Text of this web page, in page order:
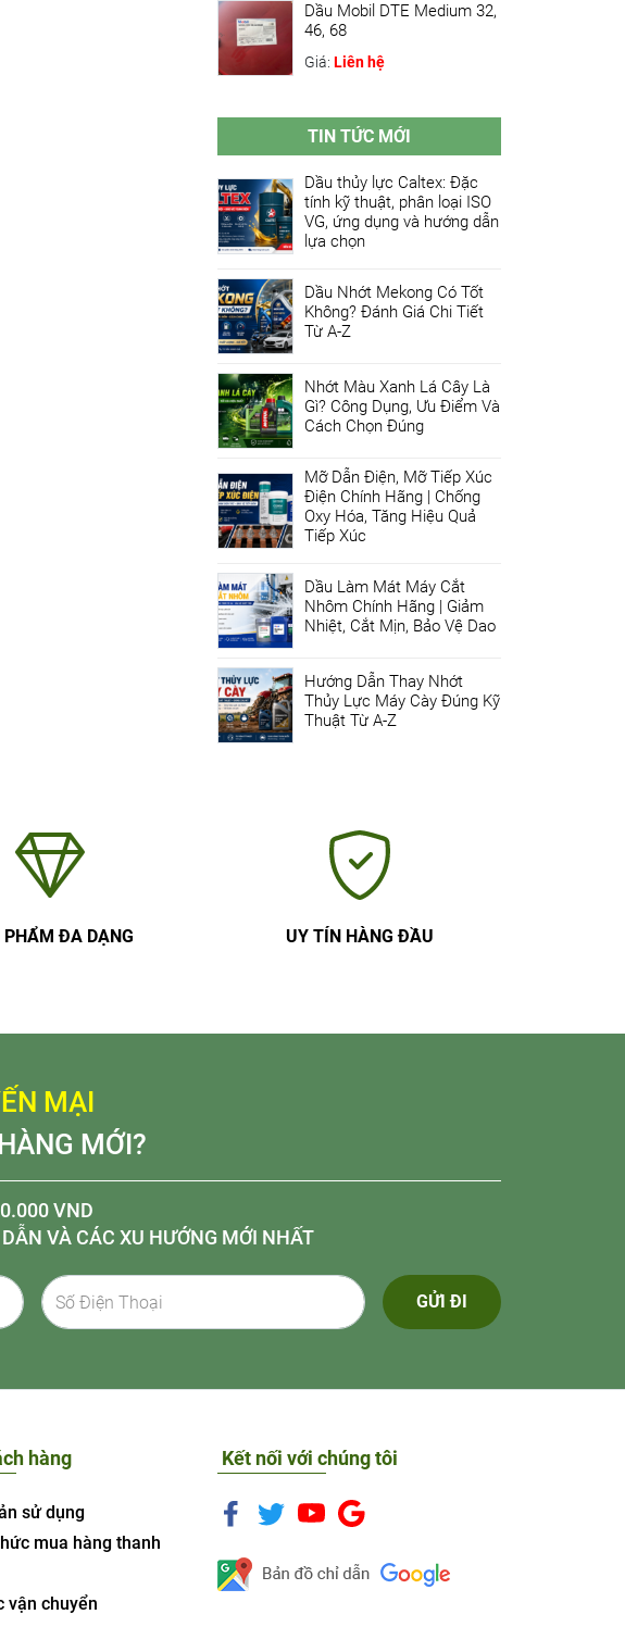
Dầu Mobil DTE Medium 32,
46, 68
Giá: Liên hệ
TIN TỨC MỚI
Dầu thủy lực Caltex: Đặc
tính kỹ thuật, phân loại ISO
VG, ứng dụng và hướng dẫn
lựa chọn
Dầu Nhớt Mekong Có Tốt
Không? Đánh Giá Chi Tiết
Từ A-Z
Nhớt Màu Xanh Lá Cây Là
Gì? Công Dụng, Ưu Điểm Và
Cách Chọn Đúng
Mỡ Dẫn Điện, Mỡ Tiếp Xúc
Điện Chính Hãng | Chống
Oxy Hóa, Tăng Hiệu Quả
Tiếp Xúc
Dầu Làm Mát Máy Cắt
Nhôm Chính Hãng | Giảm
Nhiệt, Cắt Mịn, Bảo Vệ Dao
Hướng Dẫn Thay Nhớt
Thủy Lực Máy Cày Đúng Kỹ
Thuật Từ A-Z
PHẨM ĐA DẠNG UY TÍN HÀNG ĐẦU
MẠI
MỚI?
VND
VÀ CÁC XU HƯỚNG MỚI NHẤT
GỬI ĐI
hàng
sử dụng
mua hàng thanh
vận chuyển
Kết nối với chúng tôi